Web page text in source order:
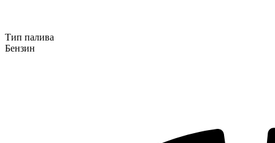
Тип палива
Бензин